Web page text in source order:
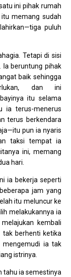
ini pihak rumah
memang sudah
puluh
Tetapi di sisi
Ia beruntung pihak
baik sehingga
dan ini
itu selama
ia terus-menerus
terus berkendara
pun ia nyaris
taksi tempat ia
ini, memang
hari.
ia bekerja seperti
jam yang
itu meluncur ke
melakukannya ia
kembali
tak berhenti ketika
mengemudi ia tak
istrinya.
tahu ia semestinya